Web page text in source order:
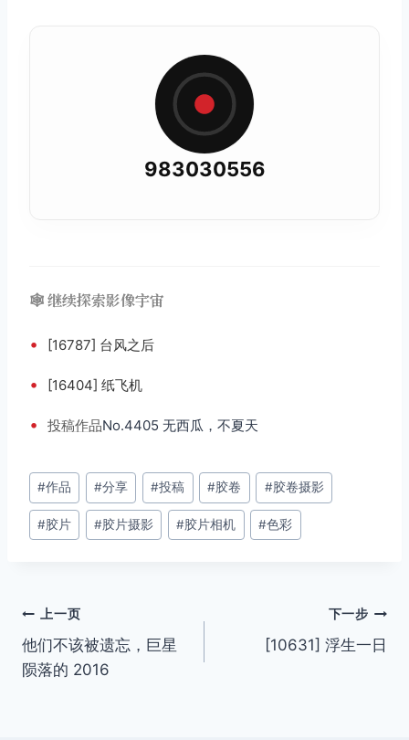
983030556
🕸️ 继续探索影像宇宙
• [16787] 台风之后
• [16404] 纸飞机
• 投稿作品No.4405 无西瓜，不夏天
文
章
标
#作品 #分享 #投稿 #胶卷 #胶卷摄影
#胶片 #胶片摄影 #胶片相机 #色彩
文
章
上一页
他们不该被遗忘，巨星
陨落的 2016
下一步
[10631] 浮生一日